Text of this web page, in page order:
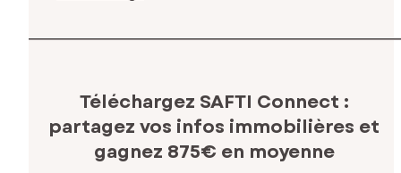
Téléchargez SAFTI Connect :
partagez vos infos immobilières et
gagnez 875€ en moyenne